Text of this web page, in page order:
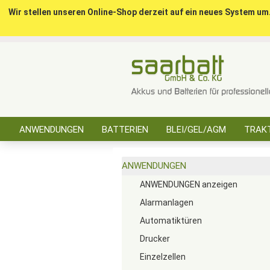
Wir stellen unseren Online-Shop derzeit auf ein neues System
ANWENDUNGEN BATTERIEN BLEI/GEL/AGM
ANWENDUNGEN
ANWENDUNGEN anzeigen
Alarmanlagen
Automatiktüren
Drucker
Einzelzellen